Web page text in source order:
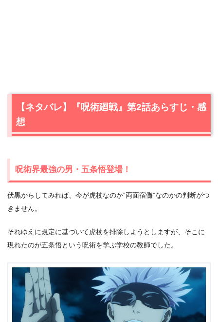
【ネタバレ】『呪術廻戦』第2話あらすじ・感
想
呪術界最強の男・五条悟登場！
伏黒からしてみれば、今が虎杖なのか“両面宿儺”なのかの判断がつ
きません。
それゆえに規定に基づいて虎杖を排除しようとしますが、そこに
現れたのが五条悟という呪術を学ぶ学校の教師でした。